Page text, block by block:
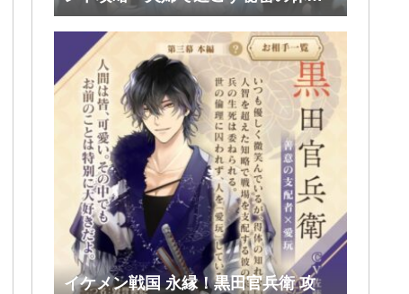
日』後半(ファリス・ヴィンセント)
イケメン戦国 永縁！黒田官兵衛 攻